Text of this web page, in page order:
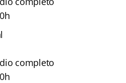
completo